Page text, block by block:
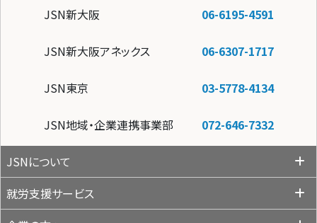
JSN新大阪 06-6195-4591
JSN新大阪アネックス 06-6307-1717
JSN東京 03-5778-4134
JSN地域・企業連携事業部 072-646-7332
JSNについて
就労支援サービス